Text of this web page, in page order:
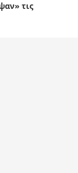
τις